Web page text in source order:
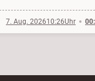
7. Aug. 202610:26